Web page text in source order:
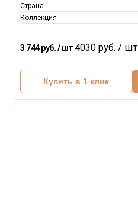
Страна
Коллекция
3 744 руб. / шт 4030 руб. / шт
Купить в 1 клик